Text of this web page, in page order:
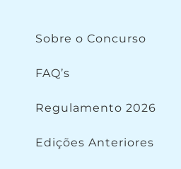
Sobre o Concurso
FAQ’s
Regulamento 2026
Edições Anteriores